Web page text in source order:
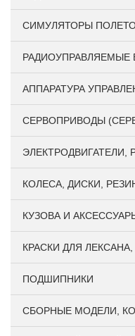
СИМУЛЯТОРЫ
РАДИОУПРАВЛЯЕМЫЕ
АППАРАТУРА
СЕРВОПРИВОДЫ
ЭЛЕКТРОДВИГАТЕЛИ,
КОЛЕСА, ДИСКИ,
КУЗОВА И
КРАСКИ ДЛЯ
ПОДШИПНИКИ
CБОРНЫЕ МОДЕЛИ,